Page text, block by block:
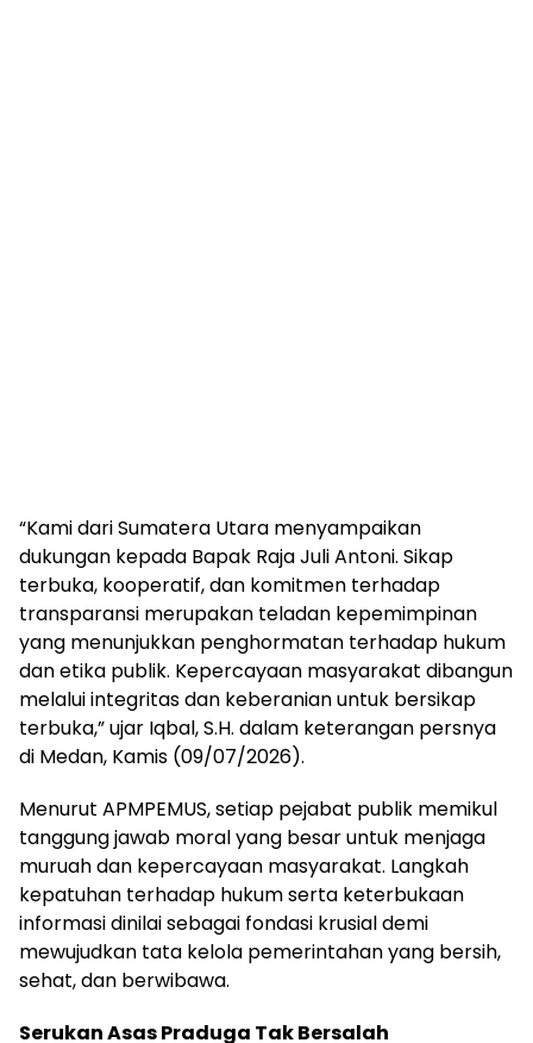
“Kami dari Sumatera Utara menyampaikan
dukungan kepada Bapak Raja Juli Antoni. Sikap
terbuka, kooperatif, dan komitmen terhadap
transparansi merupakan teladan kepemimpinan
yang menunjukkan penghormatan terhadap hukum
dan etika publik. Kepercayaan masyarakat dibangun
melalui integritas dan keberanian untuk bersikap
terbuka,” ujar Iqbal, S.H. dalam keterangan persnya
di Medan, Kamis (09/07/2026).
Menurut APMPEMUS, setiap pejabat publik memikul
tanggung jawab moral yang besar untuk menjaga
muruah dan kepercayaan masyarakat. Langkah
kepatuhan terhadap hukum serta keterbukaan
informasi dinilai sebagai fondasi krusial demi
mewujudkan tata kelola pemerintahan yang bersih,
sehat, dan berwibawa.
Serukan Asas Praduga Tak Bersalah